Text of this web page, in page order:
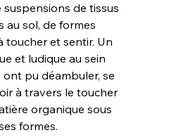
de tissus
au sol, de formes
toucher et sentir. Un
et ludique au sein
pu déambuler, se
à travers le toucher
organique sous
formes.